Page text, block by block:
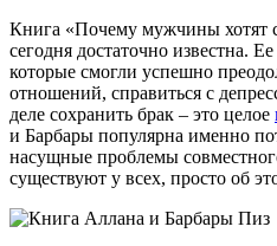
Книга «Почему мужчины хотят
сегодня достаточно известна.
которые смогли успешно
отношений, справиться с
деле сохранить брак – это целое
и Барбары популярна именно
насущные проблемы
существуют у всех, просто об